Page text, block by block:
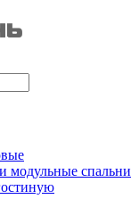
модульные спальни